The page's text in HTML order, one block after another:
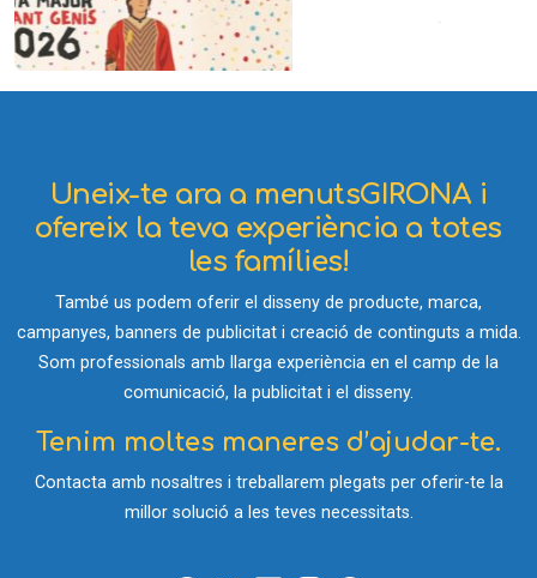
Uneix-te ara a menutsGIRONA i
ofereix la teva experiència a totes
les famílies!
També us podem oferir el disseny de producte, marca,
campanyes, banners de publicitat i creació de continguts a mida.
Som professionals amb llarga experiència en el camp de la
comunicació, la publicitat i el disseny.
Tenim moltes maneres d’ajudar-te.
Contacta amb nosaltres i treballarem plegats per oferir-te la
millor solució a les teves necessitats.